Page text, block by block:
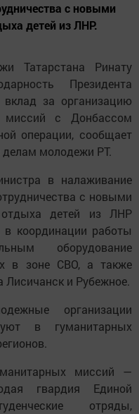
с новыми
детей из ЛНР.
Татарстана Ринату
Президента
за организацию
миссий с Донбассом
операции, сообщает
делам молодежи РТ.
в налаживание
с новыми
отдыха детей из ЛНР
в координации работы
оборудование
в зоне СВО, а также
Лисичанск и Рубежное.
организации
в гуманитарных
миссий —
гвардия Единой
отряды,